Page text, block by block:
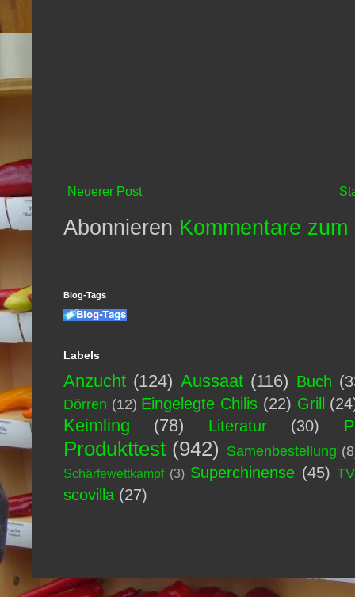
Neuerer Post
Abonnieren Kommentare
Blog-Tags
Labels
Anzucht (124) Aussaat (116) Buch
Dörren (12) Eingelegte Chilis (22) Grill
Keimling (78) Literatur (30)
Produkttest (942) Samenbestellung
Schärfewettkampf (3) Superchinense (45) TV
scovilla (27)